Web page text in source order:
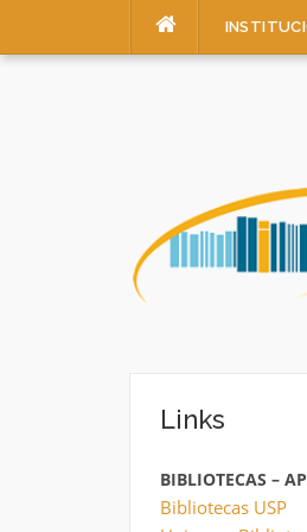
Links
BIBLIOTECAS –
Bibliotecas USP